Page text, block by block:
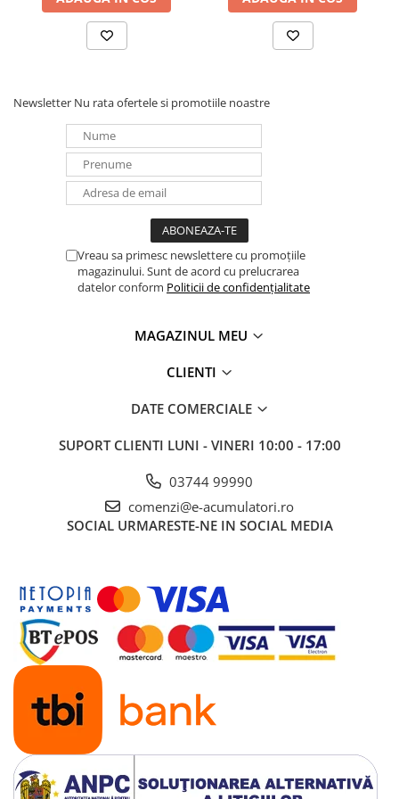
Panouri portabile
Racire/Incalzire
Diverse
Intrerupatoare si prize
Dulapuri pentru cablare
Lumina (Becuri si Lanterne)
Laptop & PC accesorii, baterii,
Cablu de date si Adaptoare
Acumulatori
Sisteme de prindere
Pompe de caldura
Newsletter Nu rata ofertele si promotiile noastre
Vreau sa primesc newslettere cu promoțiile
magazinului. Sunt de acord cu prelucrarea
datelor conform Politicii de confidențialitate
MAGAZINUL MEU
CLIENTI
DATE COMERCIALE
SUPORT CLIENTI LUNI - VINERI 10:00 - 17:00
03744 99990
comenzi@e-acumulatori.ro
SOCIAL URMARESTE-NE IN SOCIAL MEDIA